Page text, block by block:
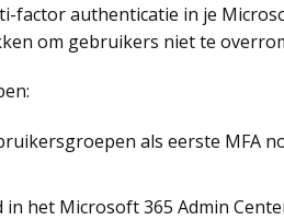
factor authenticatie in je
om gebruikers niet te
als eerste MFA
het Microsoft 365 Admin